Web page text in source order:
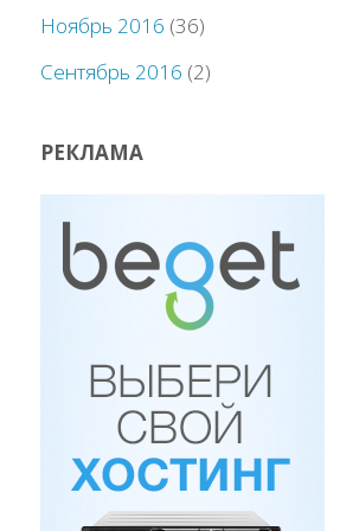
Ноябрь 2016 (36)
Сентябрь 2016 (2)
РЕКЛАМА